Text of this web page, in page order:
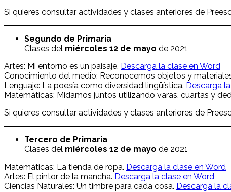
Si quieres consultar actividades y clases anteriores de
Segundo de Primaria
Clases del miércoles 12 de mayo de 2021
Artes: Mi entorno es un paisaje. Descarga la clase en Word
Conocimiento del medio: Reconocemos objetos y
Lenguaje: La poesía como diversidad lingüística. Descarga
Matemáticas: Midamos juntos utilizando varas, cuartas y
Si quieres consultar actividades y clases anteriores de
Tercero de Primaria
Clases del miércoles 12 de mayo de 2021
Matemáticas: La tienda de ropa. Descarga la clase en Word
Artes: El pintor de la mancha. Descarga la clase en Word
Ciencias Naturales: Un timbre para cada cosa. Descarga la